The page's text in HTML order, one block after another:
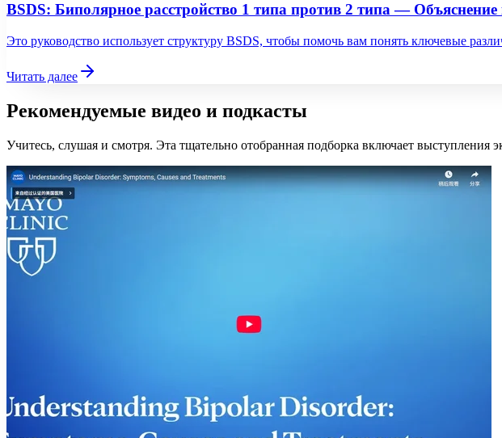
BSDS: Биполярное расстройство 1 типа против 2 типа —
Это руководство использует структуру BSDS, чтобы помочь вам понять ключевые
Читать далее
Рекомендуемые видео и подкасты
Учитесь, слушая и смотря. Эта тщательно отобранная подборка включает